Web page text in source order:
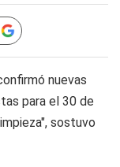
nuevas
para el 30 de
sostuvo